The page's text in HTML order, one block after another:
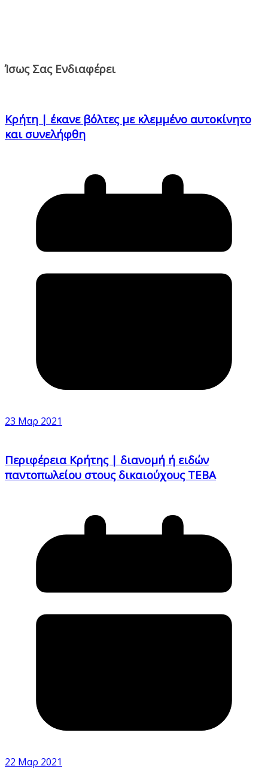
Ίσως Σας Ενδιαφέρει
Κρήτη | έκανε βόλτες με κλεμμένο αυτοκίνητο
και συνελήφθη
23 Μαρ 2021
Περιφέρεια Κρήτης | διανομή ή ειδών
παντοπωλείου στους δικαιούχους ΤΕΒΑ
22 Μαρ 2021